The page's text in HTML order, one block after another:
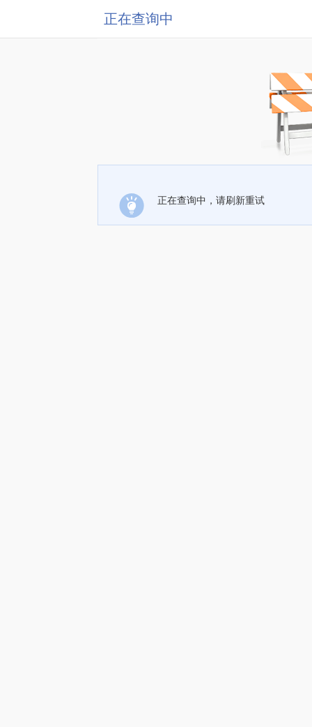
正在查询中
正在查询中，请刷新重试